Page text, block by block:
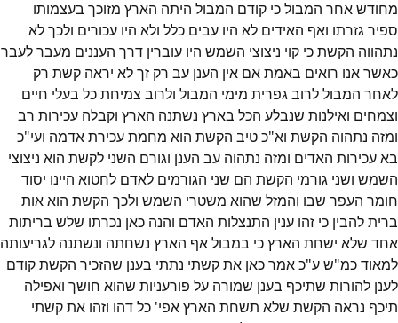
מחודש אחר המבול כי קודם המבול היתה הארץ מזוכך בעצמותו
ספיר גזרתו ואף האידים לא היו עבים כלל ולא היו עכורים ולכך לא
נתהווה הקשת כי קוי ניצוצי השמש היו עוברין דרך העננים מעבר לעבר
כאשר אנו רואים באמת אם אין הענן עב רק זך לא יראה קשת רק
לאחר המבול לרוב גפרית מימי המבול ולרוב צמיחת כל בעלי חיים
וצמחים ואילנות שנבלע הכל בארץ נשתנה הארץ וקבלה עכירות רב
ומזה נתהוה הקשת וא"כ טיב הקשת הוא מחמת עכירת אדמה ועי"כ
בא עכירות האדים ומזה נתהוה עב הענן וגורם השני לקשת הוא ניצוצי
השמש ושני גורמי הקשת הם שני הגורמים לאדם לחטוא היינו יסוד
חומר העפר שבו והמזל שהוא משטרי השמש ולכך הקשת הוא אות
ברית להבין כי זהו ענין התנצלות האדם והנה כאן נכרתו שלש בריתות
אחד שלא ישחת הארץ כי במבול אף הארץ נשחתה ונשתנה לגריעותה
למאוד כמ"ש ע"כ אמר כאן את קשתי נתתי בענן שהזכיר הקשת קודם
לענן להורות שתיכף בענן שמורה על פורעניות שהוא חושך ואפילה
תיכף נראה הקשת שלא תשחת הארץ אפי' כל דהו וזהו את קשתי